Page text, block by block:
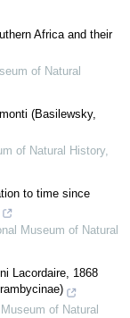
Africa and their
of Natural
(Basilewsky,
of Natural History,
to time since
Museum of Natural
Lacordaire, 1868
of Natural